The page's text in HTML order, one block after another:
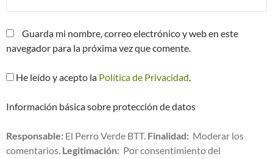
Guarda mi nombre, correo electrónico y web en este
navegador para la próxima vez que comente.
He leído y acepto la Política de Privacidad.
Información básica sobre protección de datos
Responsable: El Perro Verde BTT. Finalidad: Moderar los
comentarios. Legitimación: Por consentimiento del